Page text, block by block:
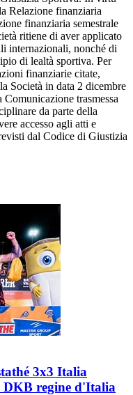
Relazione finanziaria
finanziaria semestrale
ritiene di aver applicato
internazionali, nonché di
di lealtà sportiva. Per
finanziarie citate,
Società in data 2 dicembre
trasmessa
da parte della
accesso agli atti e
dal Codice di Giustizia
3x3 Italia
DKB regine d'Italia